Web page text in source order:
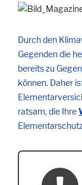
Durch den
Gegenden die
bereits zu
können. Daher
ratsam, die Ihre